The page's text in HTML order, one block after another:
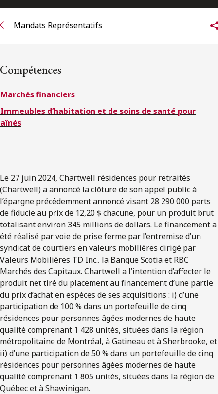
S’abonner aux articles Osler
S’abonner
Mandats Représentatifs
Compétences
Marchés financiers
Immeubles d’habitation et de soins de santé pour
aînés
Le 27 juin 2024, Chartwell résidences pour retraités
(Chartwell) a annoncé la clôture de son appel public à
l’épargne précédemment annoncé visant 28 290 000 parts
de fiducie au prix de 12,20 $ chacune, pour un produit brut
totalisant environ 345 millions de dollars. Le financement a
été réalisé par voie de prise ferme par l’entremise d’un
syndicat de courtiers en valeurs mobilières dirigé par
Valeurs Mobilières TD Inc., la Banque Scotia et RBC
Marchés des Capitaux. Chartwell a l’intention d’affecter le
produit net tiré du placement au financement d’une partie
du prix d’achat en espèces de ses acquisitions : i) d’une
participation de 100 % dans un portefeuille de cinq
résidences pour personnes âgées modernes de haute
qualité comprenant 1 428 unités, situées dans la région
métropolitaine de Montréal, à Gatineau et à Sherbrooke, et
ii) d’une participation de 50 % dans un portefeuille de cinq
résidences pour personnes âgées modernes de haute
qualité comprenant 1 805 unités, situées dans la région de
Québec et à Shawinigan.